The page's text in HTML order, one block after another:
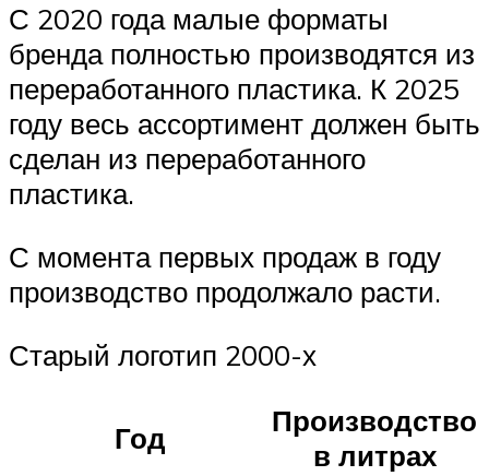
С 2020 года малые форматы
бренда полностью производятся из
переработанного пластика. К 2025
году весь ассортимент должен быть
сделан из переработанного
пластика.
С момента первых продаж в году
производство продолжало расти.
Старый логотип 2000-х
Год
Производство
в литрах